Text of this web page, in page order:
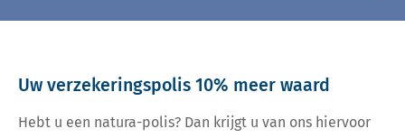
Uw verzekeringspolis 10% meer waard
Hebt u een natura-polis? Dan krijgt u van ons hiervoor